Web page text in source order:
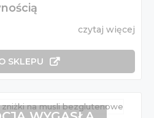
czytaj więcej
SKLEPU